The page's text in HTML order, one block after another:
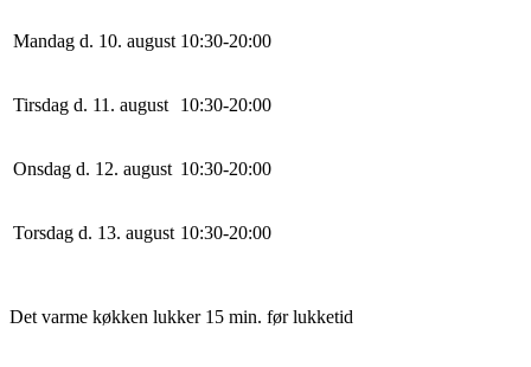
Mandag d. 10. august 10:30-20:00
Tirsdag d. 11. august 10:30-20:00
Onsdag d. 12. august 10:30-20:00
Torsdag d. 13. august 10:30-20:00
Det varme køkken lukker 15 min. før lukketid